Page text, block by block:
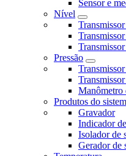
Sensor e
Nível
Pressão
Manômetro
Produtos do
Gravador
Indicador
Isolador de
Gerador de